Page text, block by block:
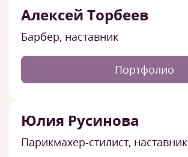
Алексей Торбеев
Барбер, наставник
Портфолио
Юлия Русинова
Парикмахер-стилист, наставник